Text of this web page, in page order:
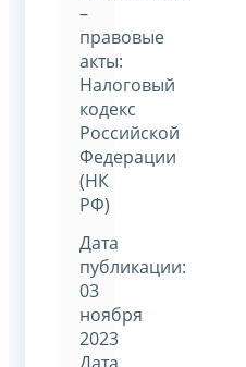
–
правовые
акты:
Налоговый
кодекс
Российской
Федерации
(НК
РФ)
Дата
публикации:
03
ноября
2023
Дата